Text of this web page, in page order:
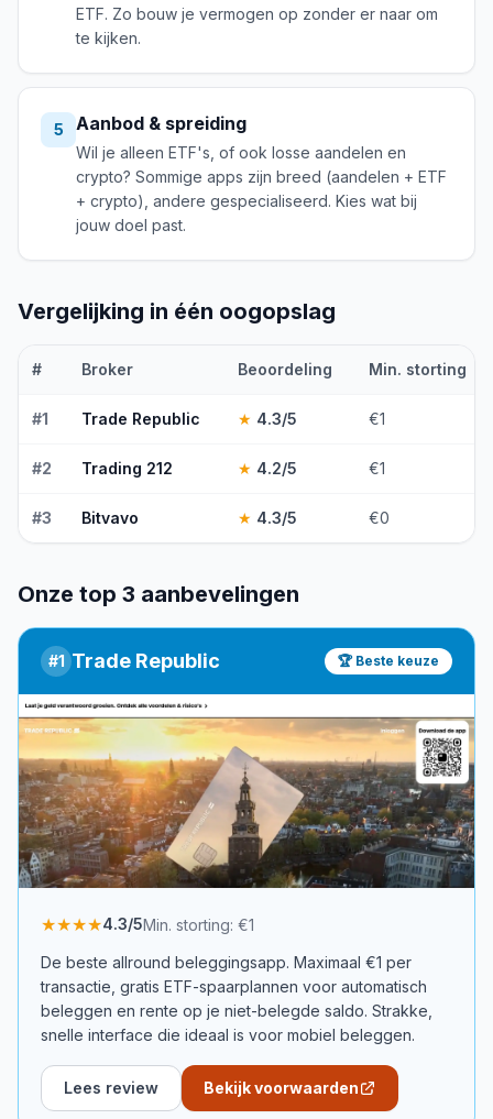
ETF. Zo bouw je vermogen op zonder er naar om
te kijken.
5 Aanbod & spreiding
Wil je alleen ETF's, of ook losse aandelen en
crypto? Sommige apps zijn breed (aandelen + ETF
+ crypto), andere gespecialiseerd. Kies wat bij
jouw doel past.
Vergelijking in één oogopslag
# Broker Beoordeling Min. storting
#1 Trade Republic ★ 4.3/5 €1
#2 Trading 212 ★ 4.2/5 €1
#3 Bitvavo ★ 4.3/5 €0
Onze top 3 aanbevelingen
#1 Trade Republic 🏆 Beste keuze
★★★★4.3/5Min. storting: €1
De beste allround beleggingsapp. Maximaal €1 per
transactie, gratis ETF-spaarplannen voor automatisch
beleggen en rente op je niet-belegde saldo. Strakke,
snelle interface die ideaal is voor mobiel beleggen.
Lees review Bekijk voorwaarden